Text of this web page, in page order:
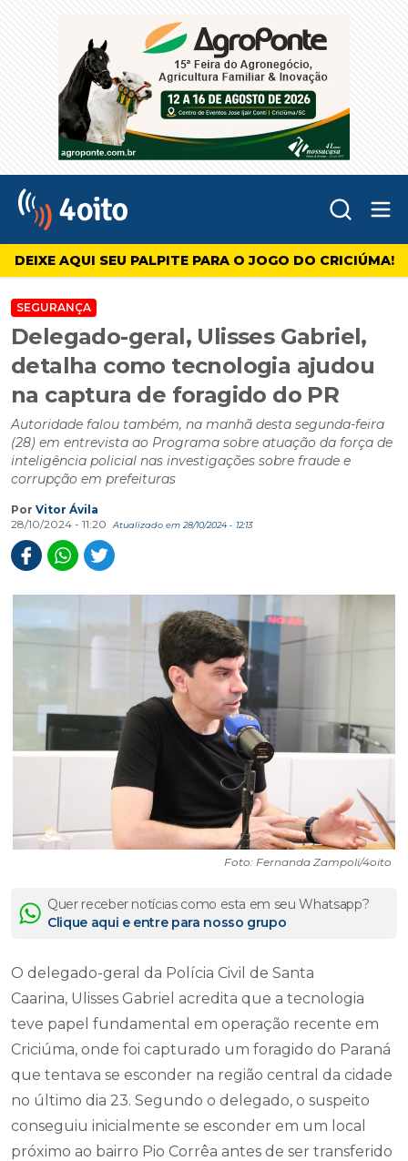
4oito
DEIXE AQUI SEU PALPITE PARA O JOGO DO CRICIÚMA!
SEGURANÇA
Delegado-geral, Ulisses Gabriel,
detalha como tecnologia ajudou
na captura de foragido do PR
Autoridade falou também, na manhã desta segunda-feira
(28) em entrevista ao Programa sobre atuação da força de
inteligência policial nas investigações sobre fraude e
corrupção em prefeituras
Por Vitor Ávila
28/10/2024 - 11:20
Atualizado em 28/10/2024 - 12:13
Foto: Fernanda Zampoli/4oito
Quer receber notícias como esta em seu Whatsapp?
Clique aqui e entre para nosso grupo
O delegado-geral da Polícia Civil de Santa
Caarina, Ulisses Gabriel acredita que a tecnologia
teve papel fundamental em operação recente em
Criciúma, onde foi capturado um foragido do Paraná
que tentava se esconder na região central da cidade
no último dia 23. Segundo o delegado, o suspeito
conseguiu inicialmente se esconder em um local
próximo ao bairro Pio Corrêa antes de ser transferido